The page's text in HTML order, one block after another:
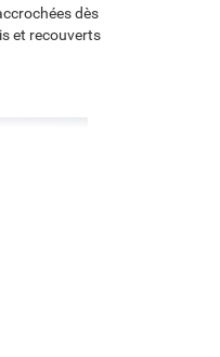
dès
et recouverts